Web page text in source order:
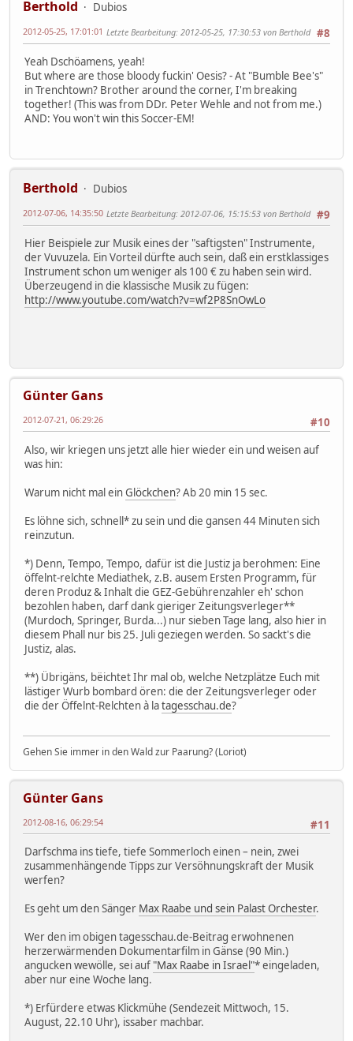
Berthold
Dubios
#8
2012-05-25, 17:01:01 Letzte Bearbeitung: 2012-05-25, 17:30:53 von Berthold
Yeah Dschöamens, yeah!
But where are those bloody fuckin' Oesis? - At "Bumble Bee's"
in Trenchtown? Brother around the corner, I'm breaking
together! (This was from DDr. Peter Wehle and not from me.)
AND: You won't win this Soccer-EM!
Berthold
Dubios
#9
2012-07-06, 14:35:50 Letzte Bearbeitung: 2012-07-06, 15:15:53 von Berthold
Hier Beispiele zur Musik eines der "saftigsten" Instrumente,
der Vuvuzela. Ein Vorteil dürfte auch sein, daß ein erstklassiges
Instrument schon um weniger als 100 € zu haben sein wird.
Überzeugend in die klassische Musik zu fügen:
http://www.youtube.com/watch?v=wf2P8SnOwLo
Günter Gans
#10
2012-07-21, 06:29:26
Also, wir kriegen uns jetzt alle hier wieder ein und weisen auf
was hin:
Warum nicht mal einGlöckchen? Ab 20 min 15 sec.
Es löhne sich, schnell* zu sein und die gansen 44 Minuten sich
reinzutun.
*) Denn, Tempo, Tempo, dafür ist die Justiz ja berohmen: Eine
öffelnt-relchte Mediathek, z.B. ausem Ersten Programm, für
deren Produz & Inhalt die GEZ-Gebührenzahler eh' schon
bezohlen haben, darf dank gieriger Zeitungsverleger**
(Murdoch, Springer, Burda...) nur sieben Tage lang, also hier in
diesem Phall nur bis 25. Juli geziegen werden. So sackt's die
Justiz, alas.
**) Übrigäns, bëichtet Ihr mal ob, welche Netzplätze Euch mit
lästiger Wurb bombard ören: die der Zeitungsverleger oder
die der Öffelnt-Relchten à latagesschau.de?
Gehen Sie immer in den Wald zur Paarung? (Loriot)
Günter Gans
#11
2012-08-16, 06:29:54
Darfschma ins tiefe, tiefe Sommerloch einen – nein, zwei
zusammenhängende Tipps zur Versöhnungskraft der Musik
werfen?
Es geht um den Sänger Max Raabe und sein Palast Orchester.
Wer den im obigen tagesschau.de-Beitrag erwohnenen
herzerwärmenden Dokumentarfilm in Gänse (90 Min.)
angucken wewölle, sei auf "Max Raabe in Israel"* eingeladen,
aber nur eine Woche lang.
*) Erfürdere etwas Klickmühe (Sendezeit Mittwoch, 15.
August, 22.10 Uhr), issaber machbar.